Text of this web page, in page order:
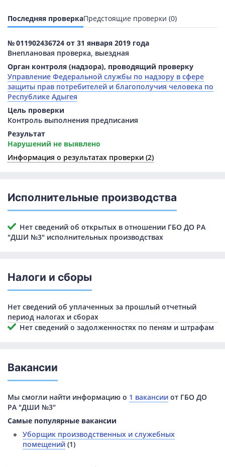
Последняя проверкаПредстоящие проверки (0)
№ 011902436724 от 31 января 2019 года
Внеплановая проверка, выездная
Орган контроля (надзора), проводящий проверку
Управление Федеральной службы по надзору в сфере
защиты прав потребителей и благополучия человека по
Республике Адыгея
Цель проверки
Контроль выполнения предписания
Результат
Нарушений не выявлено
Информация о результатах проверки (2)
Исполнительные производства
Нет сведений об открытых в отношении ГБО ДО РА
"ДШИ №3" исполнительных производствах
Налоги и сборы
Нет сведений об уплаченных за прошлый отчетный
период налогах и сборах
Нет сведений о задолженностях по пеням и штрафам
Вакансии
Мы смогли найти информацию о 1 вакансии от ГБО ДО
РА "ДШИ №3"
Самые популярные вакансии
Уборщик производственных и служебных
помещений (1)